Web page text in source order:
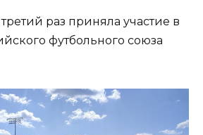
раз приняла участие в
футбольного союза